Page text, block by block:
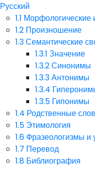
Русский
1.1 Морфологические
1.2 Произношение
1.3Семантические
1.3.1 Значение
1.3.2Синонимы
1.3.3Антонимы
1.3.4
1.3.5 Гипонимы
1.4 Родственные
1.5 Этимология
1.6 Фразеологизмы и
1.7 Перевод
1.8 Библиография